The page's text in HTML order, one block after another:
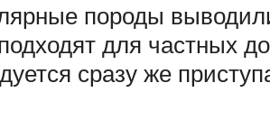
породы
для частных
сразу же